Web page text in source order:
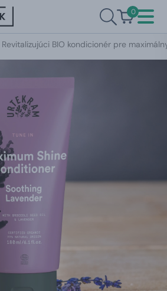
0
Revitalizujúci BIO kondicionér pre